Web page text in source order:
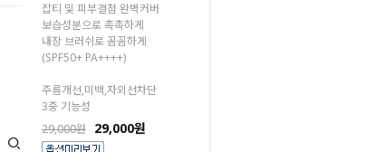
잡티 및 피부결점 완벽커버
보습성분으로 촉촉하게
내장 브러쉬로 꼼꼼하게
(SPF50+ PA++++)
주름개선,미백,자외선차단
3중 기능성
29,000원 29,000원